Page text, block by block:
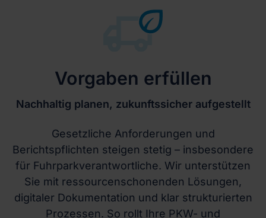
Vorgaben erfüllen
Nachhaltig planen, zukunftssicher aufgestellt
Gesetzliche Anforderungen und
Berichtspflichten steigen stetig – insbesondere
für Fuhrparkverantwortliche. Wir unterstützen
Sie mit ressourcenschonenden Lösungen,
digitaler Dokumentation und klar strukturierten
Prozessen. So rollt Ihre PKW- und